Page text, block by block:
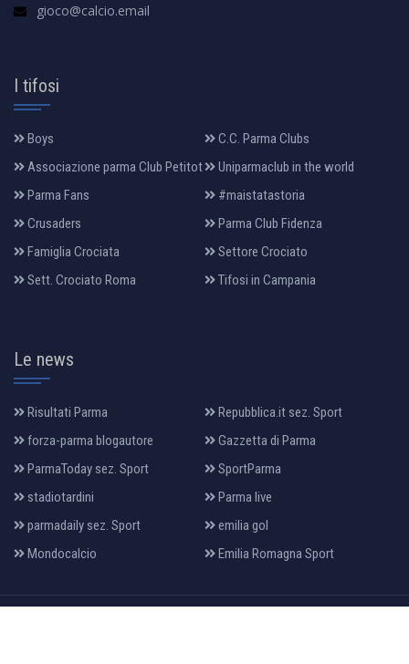
gioco@calcio.email
I tifosi
Boys
C.C. Parma Clubs
Associazione parma Club Petitot
Uniparmaclub in the world
Parma Fans
#maistatastoria
Crusaders
Parma Club Fidenza
Famiglia Crociata
Settore Crociato
Sett. Crociato Roma
Tifosi in Campania
Le news
Risultati Parma
Repubblica.it sez. Sport
forza-parma blogautore
Gazzetta di Parma
ParmaToday sez. Sport
SportParma
stadiotardini
Parma live
parmadaily sez. Sport
emilia gol
Mondocalcio
Emilia Romagna Sport